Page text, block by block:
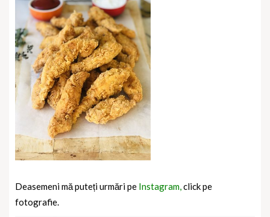
Deasemeni mă puteți urmări pe Instagram,click pe
fotografie.